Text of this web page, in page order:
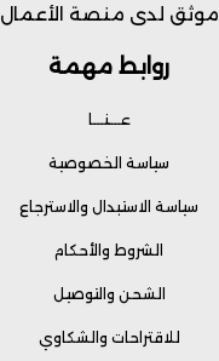
روابط مهمة
عـــنـــا
سياسة الخصوصية
سياسة الاستبدال والاسترجاع
الشروط والأحكام
الشحن والتوصيل
للاقتراحات والشكاوي
موثق لدى منصة الأعمال